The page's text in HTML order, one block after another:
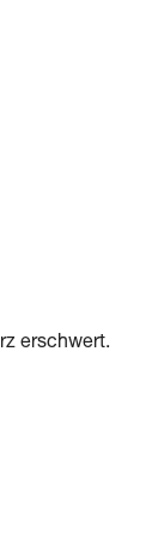
erschwert.